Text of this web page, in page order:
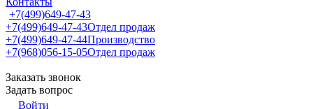
+7(499)649-47-43
+7(499)649-47-43Отдел продаж
+7(499)649-47-44Производство
+7(968)056-15-05Отдел продаж
Заказать звонок
Задать вопрос
Войти